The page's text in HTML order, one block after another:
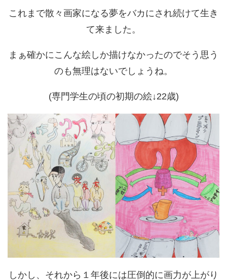
これまで散々画家になる夢をバカにされ続けて生き
て来ました。
まぁ確かにこんな絵しか描けなかったのでそう思う
のも無理はないでしょうね。
(専門学生の頃の初期の絵↓22歳)
しかし、それから１年後には圧倒的に画力が上がり